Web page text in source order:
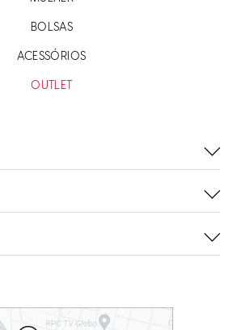
BOLSAS
ACESSÓRIOS
OUTLET